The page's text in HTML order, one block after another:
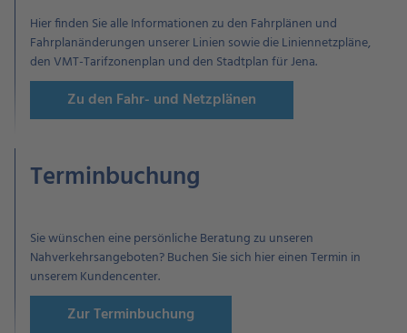
Hier finden Sie alle Informationen zu den Fahrplänen und
Fahrplanänderungen unserer Linien sowie die Liniennetzpläne,
den VMT-Tarifzonenplan und den Stadtplan für Jena.
Zu den Fahr- und Netzplänen
Terminbuchung
Sie wünschen eine persönliche Beratung zu unseren
Nahverkehrsangeboten? Buchen Sie sich hier einen Termin in
unserem Kundencenter.
Zur Terminbuchung